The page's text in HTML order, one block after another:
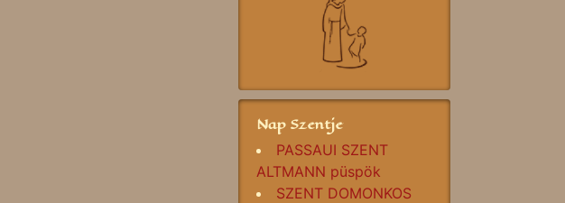
Nap Szentje
PASSAUI SZENT
ALTMANN püspök
SZENT DOMONKOS